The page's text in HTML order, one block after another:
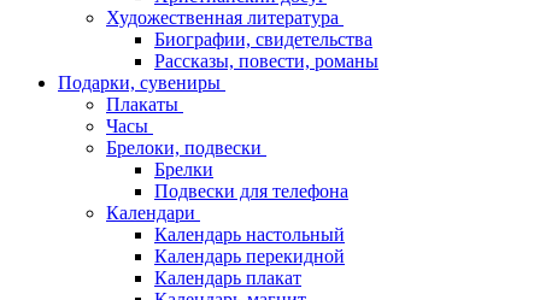
Художественная литература
Биографии, свидетельства
Рассказы, повести, романы
Подарки, сувениры
Плакаты
Часы
Брелоки, подвески
Брелки
Подвески для телефона
Календари
Календарь настольный
Календарь перекидной
Календарь плакат